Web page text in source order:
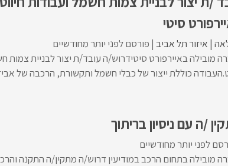
סיטי
איזור תל אביב פורסם לפני יותר מחודשיים
מובילה באיירפורט סיטידרוש/ה עובד/ת יצור לבניית צמות
כוללת ייצור של כבלי חשמל ותקשורת, הרכבה של
/ה עם ניסיון בריתוך
לפני יותר מחודשיים
מובילה בתחום הרכב במודיעין דרוש/ה מתקין/ה התקנה